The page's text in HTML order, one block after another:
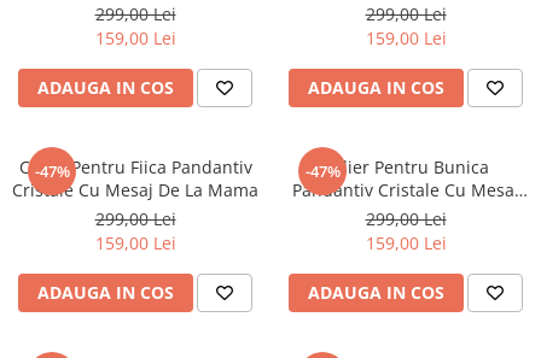
299,00 Lei
159,00 Lei
ADAUGA IN COS
299,00 Lei
159,00 Lei
ADAUGA IN COS
-47%
Colier Pentru Fiica Pandantiv
Cristale Cu Mesaj De La Mama
299,00 Lei
159,00 Lei
ADAUGA IN COS
-47%Colier Pentru Bunica
Pandantiv Cristale Cu Mesaj
De La Nepoata
299,00 Lei
159,00 Lei
ADAUGA IN COS